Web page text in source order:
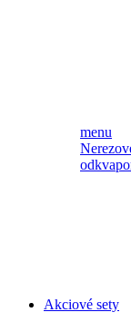
menu
Akciové sety